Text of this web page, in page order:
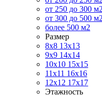
от 250 до 300 м2
от 300 до 500 м2
более 500 м2
Размер
8х8 13х13
9х9 14х14
10х10 15х15
11x11 16х16
12х12 17х17
Этажность